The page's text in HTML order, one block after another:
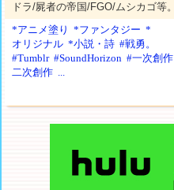
ドラ/屍者の帝国/FGO/ムシカゴ等。
*アニメ塗り
*ファンタジー *
オリジナル *小説・詩 #戦勇。
#Tumblr #SoundHorizon #一次創作
二次創作 ...